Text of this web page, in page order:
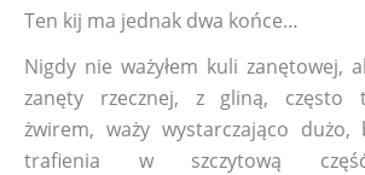
Ten kij ma jednak dwa końce…
Nigdy nie ważyłem kuli zanętowej,
zanęty rzecznej, z gliną, często
żwirem, waży wystarczająco
trafienia w szczytową